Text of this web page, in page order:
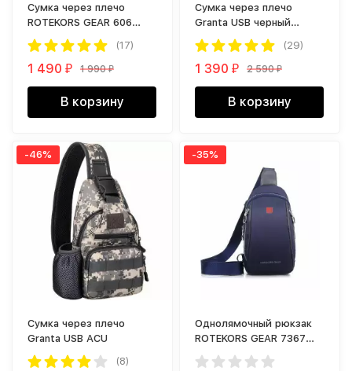
Сумка через плечо
ROTEKORS GEAR 606
коричневый
(17)
1 490₽ 1 990₽
В корзину
Cумка через плечо
Granta USB черный
камуфляж
(29)
1 390₽ 2 590₽
В корзину
-46%
Cумка через плечо
Granta USB ACU
(8)
-35%
Однолямочный рюкзак
ROTEKORS GEAR 7367
синий